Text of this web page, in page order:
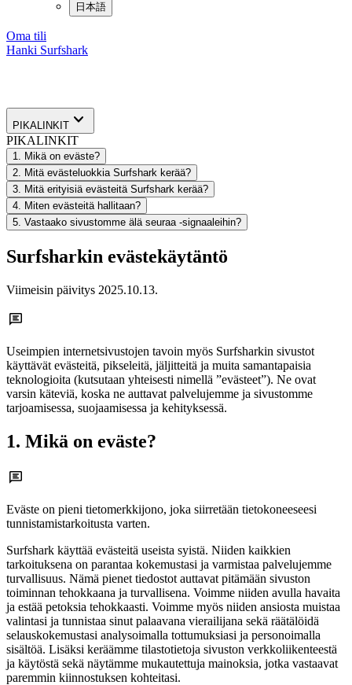
日本語
Oma tili
Hanki Surfshark
PIKALINKIT
PIKALINKIT
1. Mikä on eväste?
2. Mitä evästeluokkia Surfshark kerää?
3. Mitä erityisiä evästeitä Surfshark kerää?
4. Miten evästeitä hallitaan?
5. Vastaako sivustomme älä seuraa -signaaleihin?
Surfsharkin evästekäytäntö
Viimeisin päivitys 2025.10.13.
Useimpien internetsivustojen tavoin myös Surfsharkin sivustot
käyttävät evästeitä, pikseleitä, jäljitteitä ja muita samantapaisia
teknologioita (kutsutaan yhteisesti nimellä ”evästeet”). Ne ovat
varsin käteviä, koska ne auttavat palvelujemme ja sivustomme
tarjoamisessa, suojaamisessa ja kehityksessä.
1. Mikä on eväste?
Eväste on pieni tietomerkkijono, joka siirretään tietokoneeseesi
tunnistamistarkoitusta varten.
Surfshark käyttää evästeitä useista syistä. Niiden kaikkien
tarkoituksena on parantaa kokemustasi ja varmistaa palvelujemme
turvallisuus. Nämä pienet tiedostot auttavat pitämään sivuston
toiminnan tehokkaana ja turvallisena. Voimme niiden avulla havaita
ja estää petoksia tehokkaasti. Voimme myös niiden ansiosta muistaa
valintasi ja tunnistaa sinut palaavana vierailijana sekä räätälöidä
selauskokemustasi analysoimalla tottumuksiasi ja personoimalla
sisältöä. Lisäksi keräämme tilastotietoja sivuston verkkoliikenteestä
ja käytöstä sekä näytämme mukautettuja mainoksia, jotka vastaavat
paremmin kiinnostuksen kohteitasi.